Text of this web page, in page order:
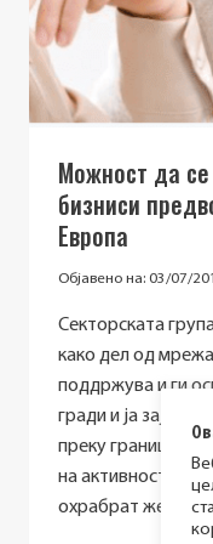
Можност да
бизниси
Европа
Објавено на: 03/07/
Секторската
како дел од
поддржува и ги
гради и ja
преку границите
на активности и
охрабрат